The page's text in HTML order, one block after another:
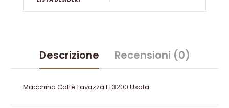
Descrizione Recensioni (0)
Macchina Caffè Lavazza EL3200 Usata